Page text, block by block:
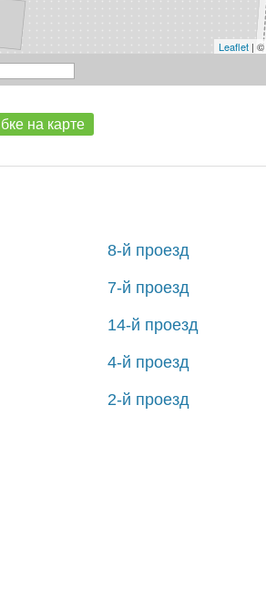
Leaflet | ©
на карте
8-й проезд
7-й проезд
14-й проезд
4-й проезд
2-й проезд